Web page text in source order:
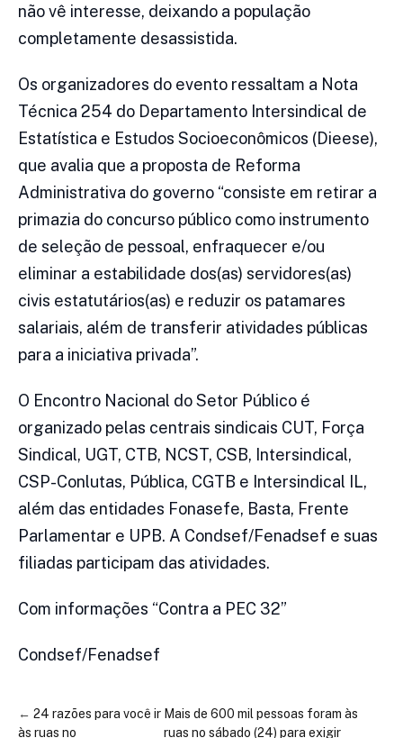
não vê interesse, deixando a população
completamente desassistida.
Os organizadores do evento ressaltam a Nota
Técnica 254 do Departamento Intersindical de
Estatística e Estudos Socioeconômicos (Dieese),
que avalia que a proposta de Reforma
Administrativa do governo “consiste em retirar a
primazia do concurso público como instrumento
de seleção de pessoal, enfraquecer e/ou
eliminar a estabilidade dos(as) servidores(as)
civis estatutários(as) e reduzir os patamares
salariais, além de transferir atividades públicas
para a iniciativa privada”.
O Encontro Nacional do Setor Público é
organizado pelas centrais sindicais CUT, Força
Sindical, UGT, CTB, NCST, CSB, Intersindical,
CSP-Conlutas, Pública, CGTB e Intersindical IL,
além das entidades Fonasefe, Basta, Frente
Parlamentar e UPB. A Condsef/Fenadsef e suas
filiadas participam das atividades.
Com informações “Contra a PEC 32”
Condsef/Fenadsef
← 24 razões para você ir
às ruas no
Mais de 600 mil pessoas foram às
ruas no sábado (24) para exigir